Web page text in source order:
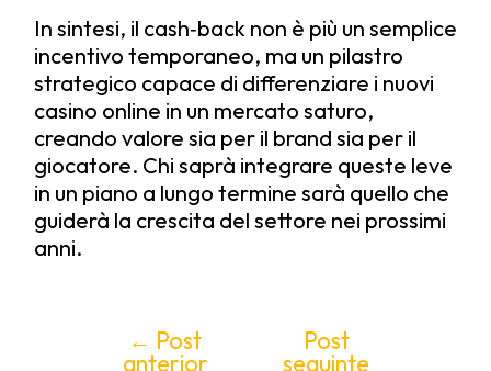
In sintesi, il cash‑back non è più un semplice
incentivo temporaneo, ma un pilastro
strategico capace di differenziare i nuovi
casino online in un mercato saturo,
creando valore sia per il brand sia per il
giocatore. Chi saprà integrare queste leve
in un piano a lungo termine sarà quello che
guiderà la crescita del settore nei prossimi
anni.
← Post
anterior
Post
seguinte